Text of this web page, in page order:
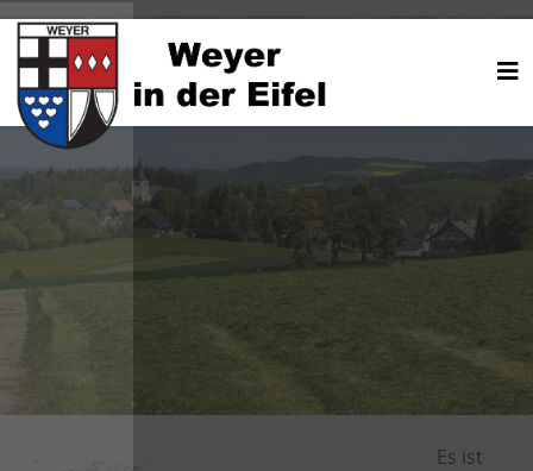
Es ist